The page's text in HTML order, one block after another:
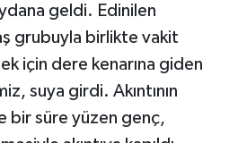
geldi. Edinilen
grubuyla birlikte vakit
için dere kenarına giden
suya girdi. Akıntının
bir süre yüzen genç,